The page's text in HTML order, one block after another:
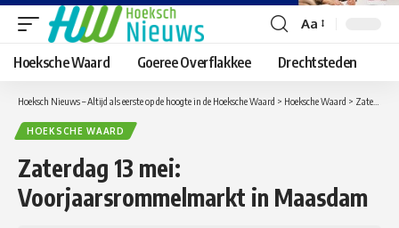
Lettergrootte
aanpassen
Aa
Hoeksche Waard Goeree Overflakkee Drechtsteden
Hoeksch Nieuws – Altijd als eerste op de hoogte in de Hoeksche Waard > Hoeksche Waard > Zaterdag 13 mei: Voorjaarsrommelmarkt in Maasdam
HOEKSCHE WAARD
Zaterdag 13 mei:
Voorjaarsrommelmarkt in Maasdam